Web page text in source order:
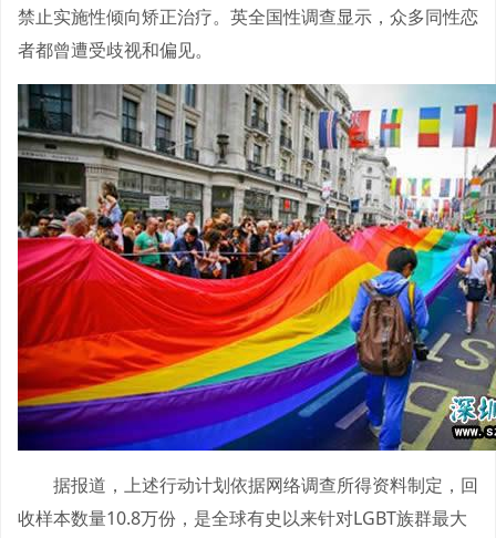
禁止实施性倾向矫正治疗。英全国性调查显示，众多同性恋
者都曾遭受歧视和偏见。
据报道，上述行动计划依据网络调查所得资料制定，回
收样本数量10.8万份，是全球有史以来针对LGBT族群最大